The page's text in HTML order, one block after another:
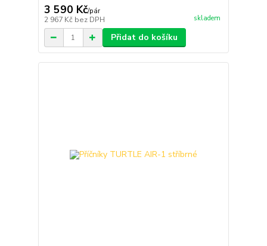
3 590 Kč/pár
2 967 Kč bez DPH skladem
Přidat do košíku